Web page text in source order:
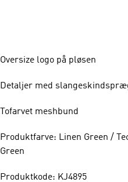
Oversize logo på pløsen
Detaljer med
Tofarvet meshbund
Produktfarve: Linen Green /
Green
Produktkode: KJ4895